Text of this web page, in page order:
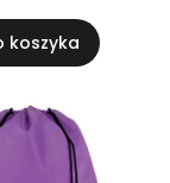
koszyka